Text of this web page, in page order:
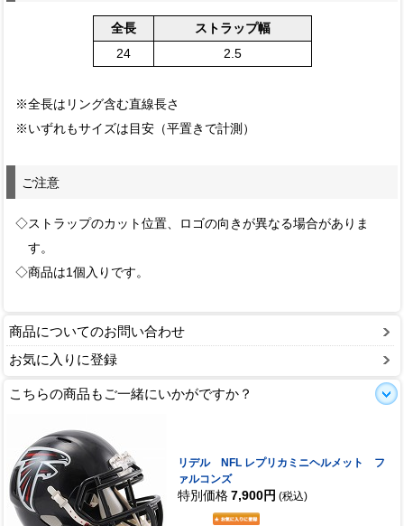
全長
ストラップ幅
24
2.5
※全長はリング含む直線長さ
※いずれもサイズは目安（平置きで計測）
ご注意
◇ストラップのカット位置、ロゴの向きが異なる場合がありま
す。
◇商品は1個入りです。
商品についてのお問い合わせ
お気に入りに登録
こちらの商品もご一緒にいかがですか？
リデル NFL レプリカミニヘルメット フ
ァルコンズ
特別価格 7,900円 (税込)